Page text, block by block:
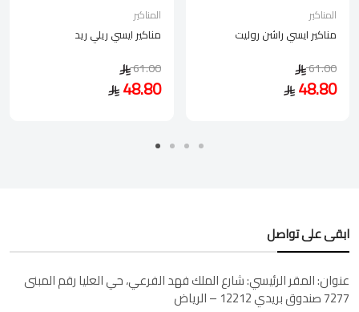
المناكير
مناكير ايسي ريلي ريد
61.00
48.80
المناكير
مناكير ايسي راشن روليت
61.00
48.80
ابقى على تواصل
عنوان:المقر الرئيسي: شارع الملك فهد الفرعي، حي العليا رقم المبنى
7277 صندوق بريدي 12212 – الرياض